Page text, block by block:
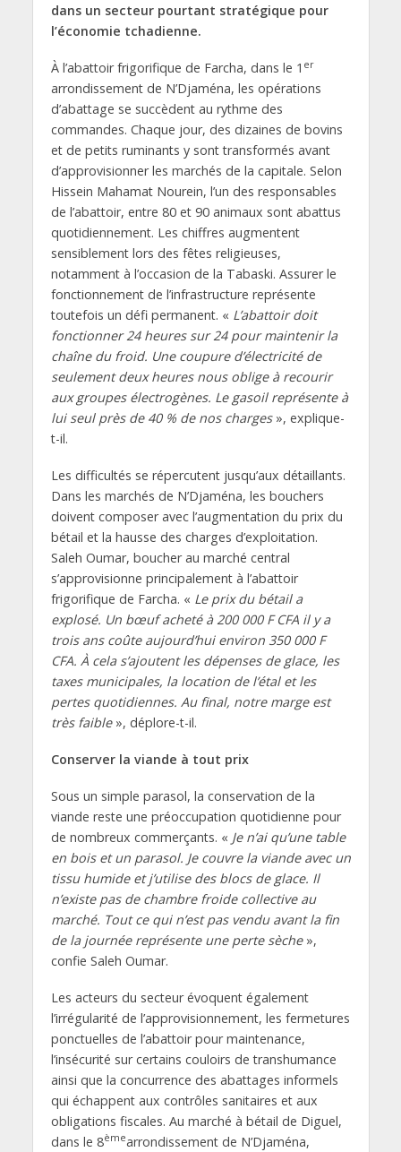
dans un secteur pourtant stratégique pour
l’économie tchadienne.
À l’abattoir frigorifique de Farcha, dans le 1 er
arrondissement de N’Djaména, les opérations
d’abattage se succèdent au rythme des
commandes. Chaque jour, des dizaines de bovins
et de petits ruminants y sont transformés avant
d’approvisionner les marchés de la capitale. Selon
Hissein Mahamat Nourein, l’un des responsables
de l’abattoir, entre 80 et 90 animaux sont abattus
quotidiennement. Les chiffres augmentent
sensiblement lors des fêtes religieuses,
notamment à l’occasion de la Tabaski. Assurer le
fonctionnement de l’infrastructure représente
toutefois un défi permanent. « L’abattoir doit
fonctionner 24 heures sur 24 pour maintenir la
chaîne du froid. Une coupure d’électricité de
seulement deux heures nous oblige à recourir
aux groupes électrogènes. Le gasoil représente à
lui seul près de 40 % de nos charges», explique-
t-il.
Les difficultés se répercutent jusqu’aux détaillants.
Dans les marchés de N’Djaména, les bouchers
doivent composer avec l’augmentation du prix du
bétail et la hausse des charges d’exploitation.
Saleh Oumar, boucher au marché central
s’approvisionne principalement à l’abattoir
frigorifique de Farcha. « Le prix du bétail a
explosé. Un bœuf acheté à 200 000 F CFA il y a
trois ans coûte aujourd’hui environ 350 000 F
CFA. À cela s’ajoutent les dépenses de glace, les
taxes municipales, la location de l’étal et les
pertes quotidiennes. Au final, notre marge est
très faible», déplore-t-il.
Conserver la viande à tout prix
Sous un simple parasol, la conservation de la
viande reste une préoccupation quotidienne pour
de nombreux commerçants. « Je n’ai qu’une table
en bois et un parasol. Je couvre la viande avec un
tissu humide et j’utilise des blocs de glace. Il
n’existe pas de chambre froide collective au
marché. Tout ce qui n’est pas vendu avant la fin
de la journée représente une perte sèche»,
confie Saleh Oumar.
Les acteurs du secteur évoquent également
l’irrégularité de l’approvisionnement, les fermetures
ponctuelles de l’abattoir pour maintenance,
l’insécurité sur certains couloirs de transhumance
ainsi que la concurrence des abattages informels
qui échappent aux contrôles sanitaires et aux
obligations fiscales. Au marché à bétail de Diguel,
dans le 8èmearrondissement de N’Djaména,